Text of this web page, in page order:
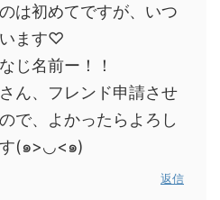
は初めてですが、いつ
ます♡
じ名前ー！！
ん、フレンド申請させ
で、よかったらよろし
す(๑>◡<๑)
返信